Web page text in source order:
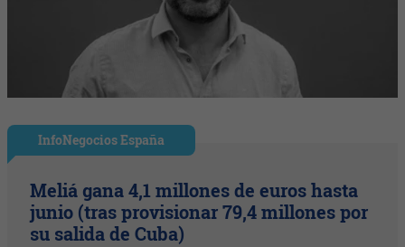
InfoNegocios España
Meliá gana 4,1 millones de euros hasta
junio (tras provisionar 79,4 millones por
su salida de Cuba)